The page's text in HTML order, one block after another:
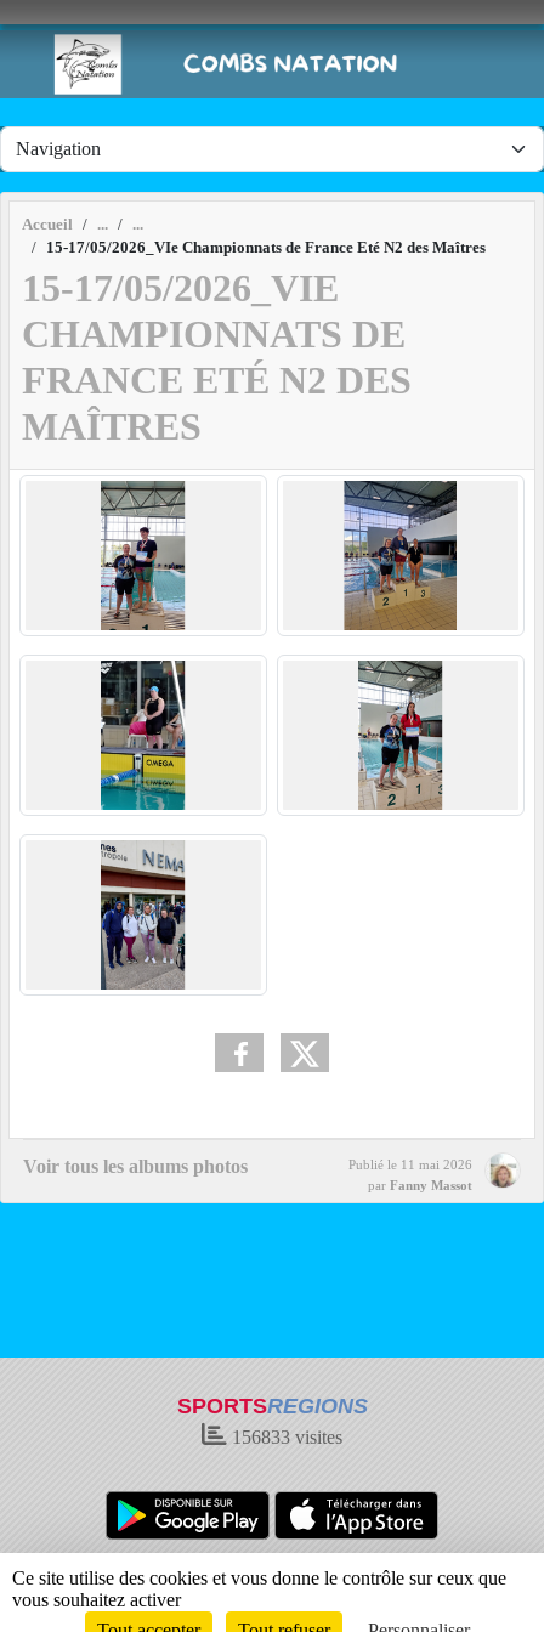
Accueil
15-17/05/2026_VIe Championnats de France Eté N2 des Maîtres
15-17/05/2026_VIE
CHAMPIONNATS DE
FRANCE ETÉ N2 DES
MAÎTRES
Voir tous les albums photos Publié le 11 mai 2026
par Fanny Massot
SPORTSREGIONS
156833 visites
Charte cookies
Gestion des cookies
Informations légales
Ce site utilise des cookies et vous donne le contrôle sur ceux que
vous souhaitez activer